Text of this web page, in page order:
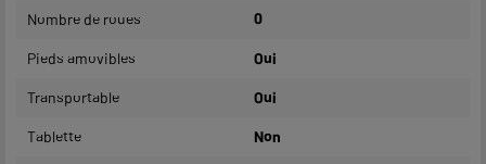
Nombre de roues 0
Pieds amovibles Oui
Transportable Oui
Tablette Non